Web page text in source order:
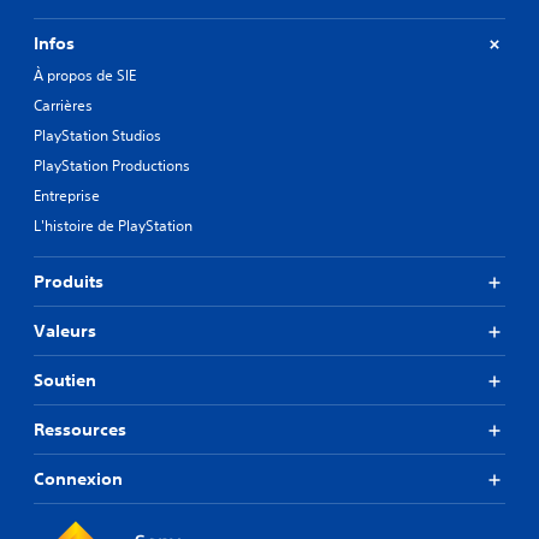
Infos
À propos de SIE
Carrières
PlayStation Studios
PlayStation Productions
Entreprise
L'histoire de PlayStation
Produits
Valeurs
Soutien
Ressources
Connexion